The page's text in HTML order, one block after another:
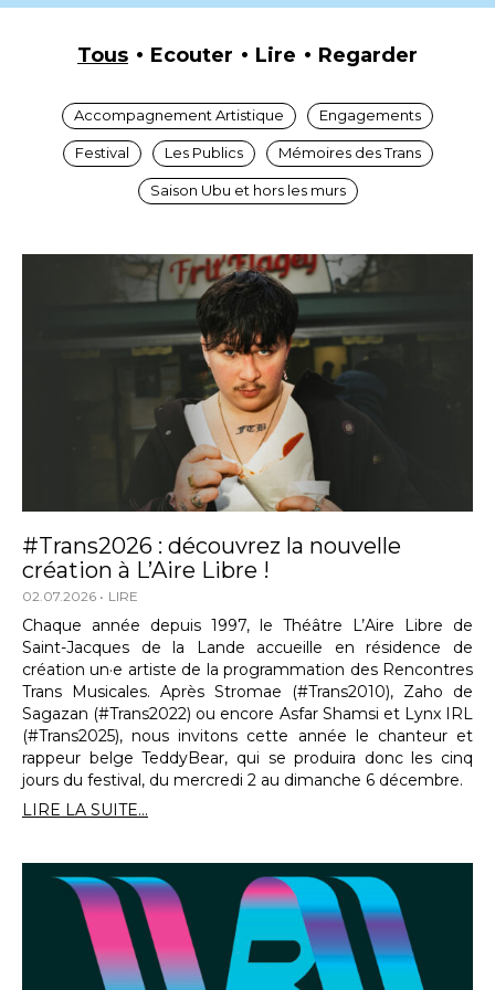
Tous Ecouter Lire Regarder
Accompagnement Artistique Engagements
Festival Les Publics Mémoires des Trans
Saison Ubu et hors les murs
#Trans2026 : découvrez la nouvelle
création à L’Aire Libre !
02.07.2026 LIRE
Chaque année depuis 1997, le Théâtre L’Aire Libre de
Saint-Jacques de la Lande accueille en résidence de
création un·e artiste de la programmation des Rencontres
Trans Musicales. Après Stromae (#Trans2010), Zaho de
Sagazan (#Trans2022) ou encore Asfar Shamsi et Lynx IRL
(#Trans2025), nous invitons cette année le chanteur et
rappeur belge TeddyBear, qui se produira donc les cinq
jours du festival, du mercredi 2 au dimanche 6 décembre.
LIRE LA SUITE...